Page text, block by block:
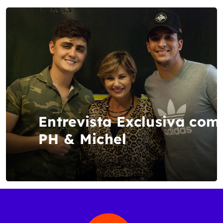
Entrevista Exclusiva com
PH & Michel